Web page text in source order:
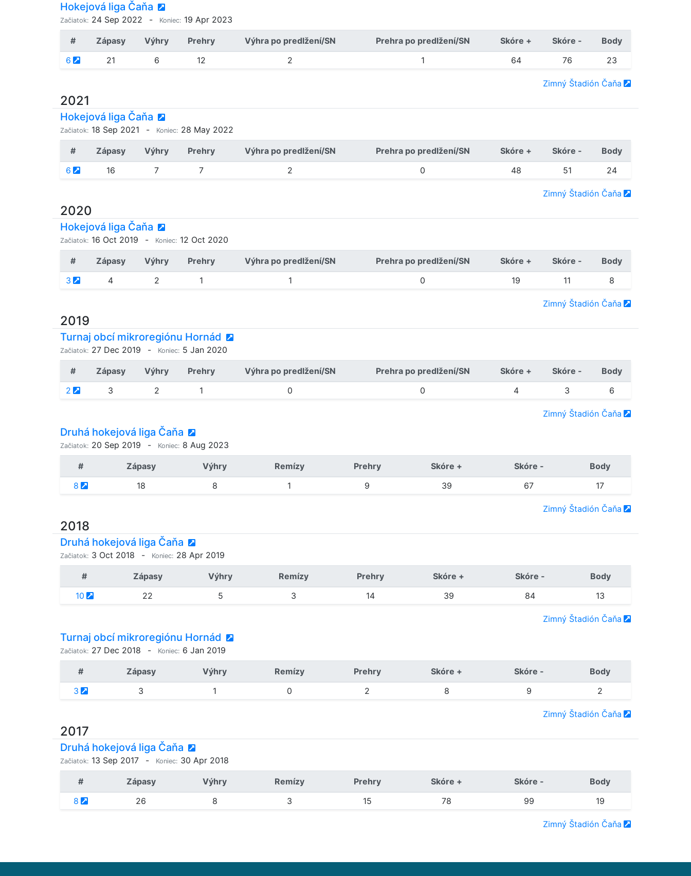
Hokejová liga Čaňa
Začiatok: 24 Sep 2022 - Koniec: 19 Apr 2023
# Zápasy Výhry Prehry Výhra po predlžení/SN Prehra po predlžení/SN Skóre + Skóre -
Body
6
21 6 12 2 1 64 76 23
Zimný Štadión Čaňa
2021
Hokejová liga Čaňa
Začiatok: 18 Sep 2021 - Koniec: 28 May 2022
# Zápasy Výhry Prehry Výhra po predlžení/SN Prehra po predlžení/SN Skóre + Skóre -
Body
6
16 7 7 2 0 48 51 24
Zimný Štadión Čaňa
2020
Hokejová liga Čaňa
Začiatok: 16 Oct 2019 - Koniec: 12 Oct 2020
# Zápasy Výhry Prehry Výhra po predlžení/SN Prehra po predlžení/SN Skóre + Skóre -
Body
3
4 2 1 1 0 19 11 8
Zimný Štadión Čaňa
2019
Turnaj obcí mikroregiónu Hornád
Začiatok: 27 Dec 2019 - Koniec: 5 Jan 2020
# Zápasy Výhry Prehry Výhra po predlžení/SN Prehra po predlžení/SN Skóre + Skóre -
Body
2
3 2 1 0 0 4 3 6
Zimný Štadión Čaňa
Druhá hokejová liga Čaňa
Začiatok: 20 Sep 2019 - Koniec: 8 Aug 2023
# Zápasy Výhry Remízy Prehry Skóre + Skóre -
Body
8
18 8 1 9 39 67 17
Zimný Štadión Čaňa
2018
Druhá hokejová liga Čaňa
Začiatok: 3 Oct 2018 - Koniec: 28 Apr 2019
# Zápasy Výhry Remízy Prehry Skóre + Skóre -
Body
10
22 5 3 14 39 84 13
Zimný Štadión Čaňa
Turnaj obcí mikroregiónu Hornád
Začiatok: 27 Dec 2018 - Koniec: 6 Jan 2019
# Zápasy Výhry Remízy Prehry Skóre + Skóre -
Body
3
3 1 0 2 8 9 2
Zimný Štadión Čaňa
2017
Druhá hokejová liga Čaňa
Začiatok: 13 Sep 2017 - Koniec: 30 Apr 2018
# Zápasy Výhry Remízy Prehry Skóre + Skóre -
Body
8
26 8 3 15 78 99 19
Zimný Štadión Čaňa